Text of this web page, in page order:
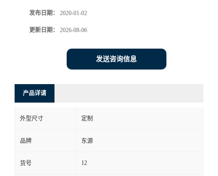
发布日期： 2020-01-02
更新日期： 2026-08-06
发送咨询信息
产品详请
外型尺寸 定制
品牌 东源
货号 12